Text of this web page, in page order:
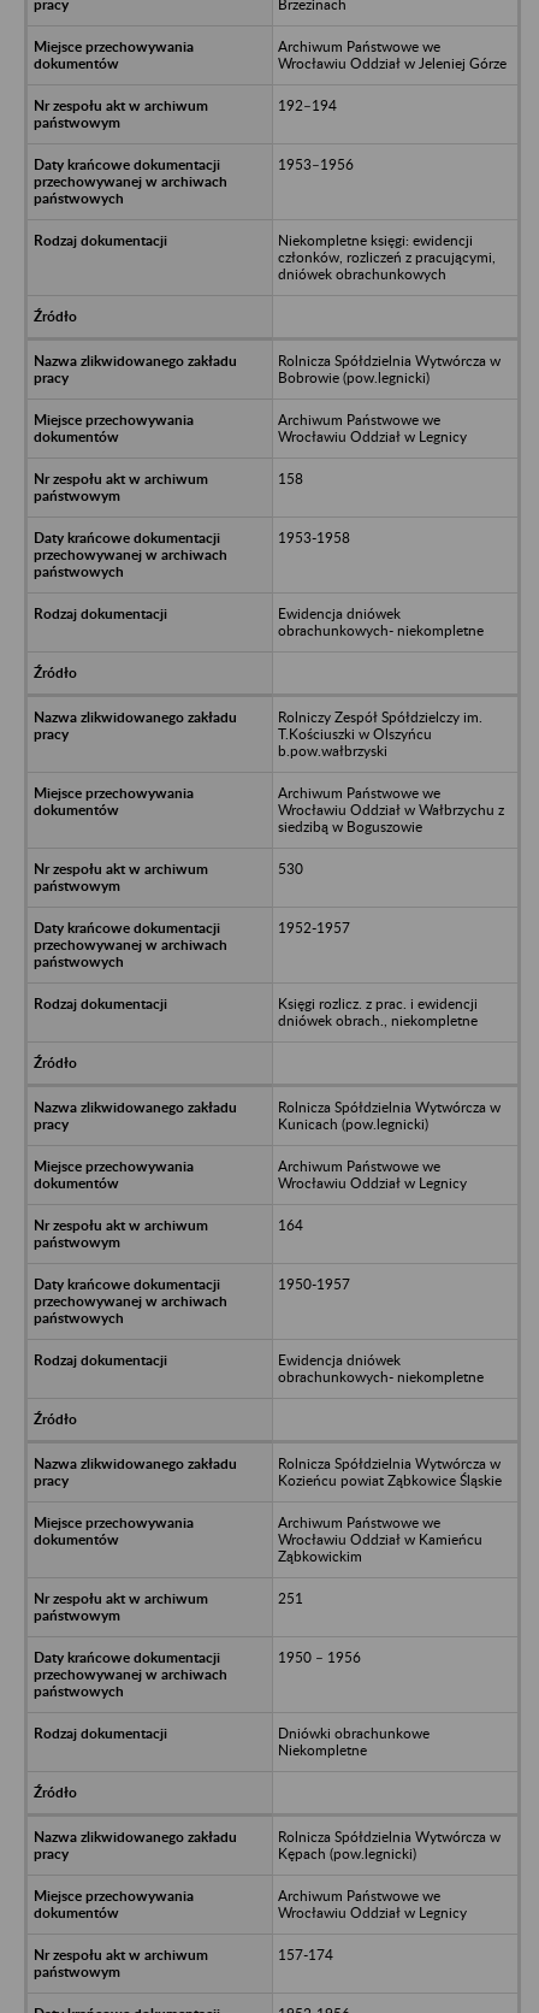
Brzezinach
Archiwum Państwowe we
Wrocławiu Oddział w Jeleniej Górze
192–194
1953–1956
Niekompletne księgi: ewidencji
członków, rozliczeń z pracującymi,
dniówek obrachunkowych
Rolnicza Spółdzielnia Wytwórcza w
Bobrowie (pow.legnicki)
Archiwum Państwowe we
Wrocławiu Oddział w Legnicy
158
1953-1958
Ewidencja dniówek
obrachunkowych- niekompletne
Rolniczy Zespół Spółdzielczy im.
T.Kościuszki w Olszyńcu
b.pow.wałbrzyski
Archiwum Państwowe we
Wrocławiu Oddział w Wałbrzychu z
siedzibą w Boguszowie
530
1952-1957
Księgi rozlicz. z prac. i ewidencji
dniówek obrach., niekompletne
Rolnicza Spółdzielnia Wytwórcza w
Kunicach (pow.legnicki)
Archiwum Państwowe we
Wrocławiu Oddział w Legnicy
164
1950-1957
Ewidencja dniówek
obrachunkowych- niekompletne
Rolnicza Spółdzielnia Wytwórcza w
Kozieńcu powiat Ząbkowice Śląskie
Archiwum Państwowe we
Wrocławiu Oddział w Kamieńcu
Ząbkowickim
251
1950 – 1956
Dniówki obrachunkowe
Niekompletne
Rolnicza Spółdzielnia Wytwórcza w
Kępach (pow.legnicki)
Archiwum Państwowe we
Wrocławiu Oddział w Legnicy
157-174